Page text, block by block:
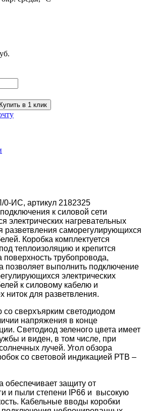
Купить в 1 клик
0-ИС, артикул 2182325
к силовой сети
электрических нагревательных
разветвления саморегулирующихся
Коробка комплектуется
теплоизоляцию и крепится
поверхность трубопровода,
позволяет выполнить подключение
электрических
к силовому кабелю и
ниток для разветвления.
со сверхъярким светодиодом
напряжения в конце
Светодиод зеленого цвета имеет
и виден, в том числе, при
лучей. Угол обзора
со световой индикацией РТВ –
обеспечивает защиту от
и пыли степени IP66 и высокую
Кабельные вводы коробки